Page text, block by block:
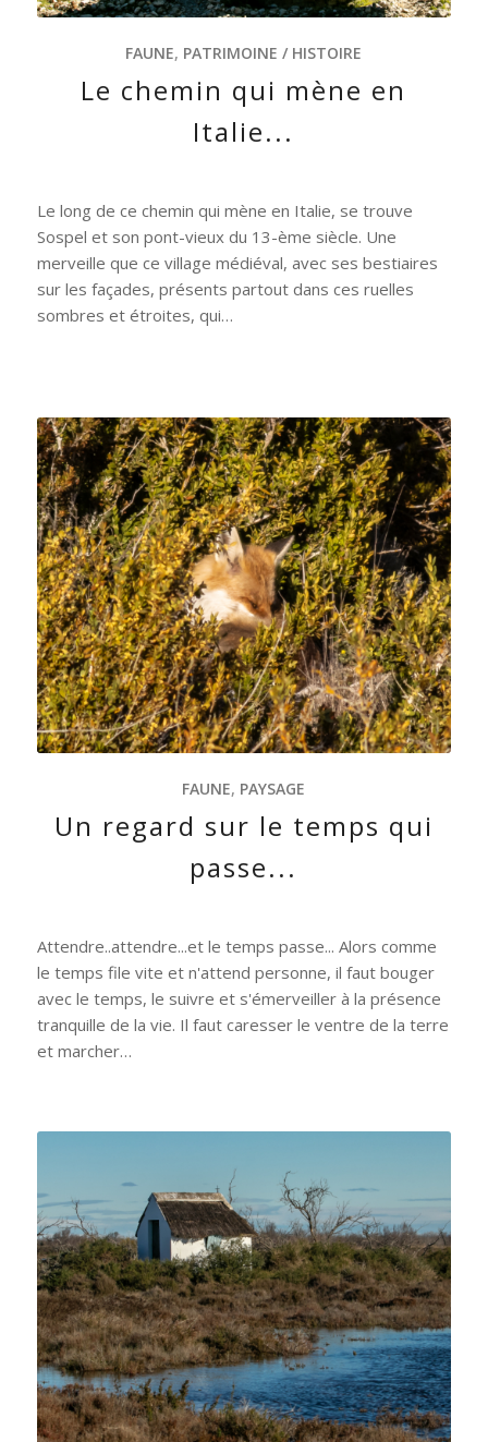
FAUNE, PATRIMOINE / HISTOIRE
Le chemin qui mène en
Italie...
Le long de ce chemin qui mène en Italie, se trouve
Sospel et son pont-vieux du 13-ème siècle. Une
merveille que ce village médiéval, avec ses bestiaires
sur les façades, présents partout dans ces ruelles
sombres et étroites, qui…
FAUNE, PAYSAGE
Un regard sur le temps qui
passe...
Attendre..attendre...et le temps passe... Alors comme
le temps file vite et n'attend personne, il faut bouger
avec le temps, le suivre et s'émerveiller à la présence
tranquille de la vie. Il faut caresser le ventre de la terre
et marcher…